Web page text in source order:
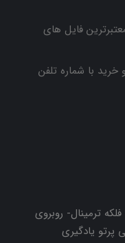
فایل های
با شماره تلفن
ترمینال- روبروی
پرتو یادگیری